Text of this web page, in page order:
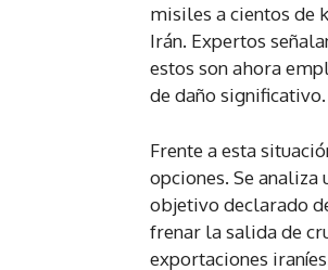
misiles a cientos de
Irán. Expertos
estos son ahora
de daño significativo.
Frente a esta
opciones. Se
objetivo declarado
frenar la salida de
exportaciones